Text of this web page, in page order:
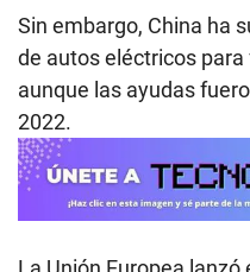
Sin embargo, China ha
de autos eléctricos
aunque las ayudas
2022.